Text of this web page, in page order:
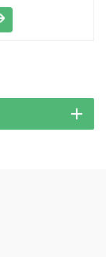
utilizado
en techos